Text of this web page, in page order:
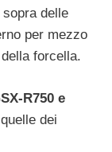
delle
per mezzo
forcella.
R750 e
dei